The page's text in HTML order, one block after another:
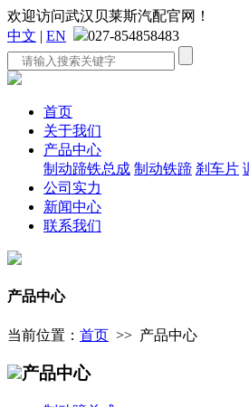
欢迎访问武汉贝莱斯汽配官网！
中文 | EN 027-854858483
首页
关于我们
产品中心
制动蹄铁总成 制动铁蹄 刹车片
公司实力
新闻中心
联系我们
产品中心
当前位置： 首页 >> 产品中心
产品中心